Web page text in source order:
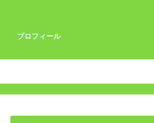
プロフィール